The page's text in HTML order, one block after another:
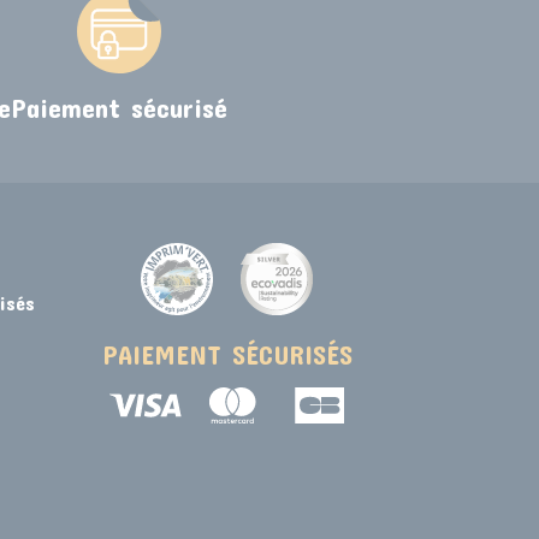
Paiement sécurisé
PAIEMENT SÉCURISÉS